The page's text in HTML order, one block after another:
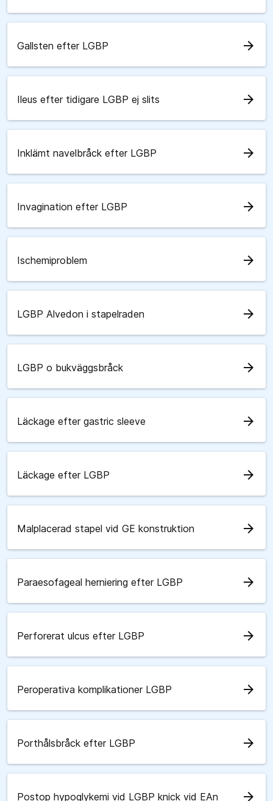
Gallsten efter LGBP arrow_forward
Ileus efter tidigare LGBP ej slits arrow_forward
Inklämt navelbråck efter LGBP arrow_forward
Invagination efter LGBP arrow_forward
Ischemiproblem arrow_forward
LGBP Alvedon i stapelraden arrow_forward
LGBP o bukväggsbråck arrow_forward
Läckage efter gastric sleeve arrow_forward
Läckage efter LGBP arrow_forward
Malplacerad stapel vid GE konstruktion arrow_forward
Paraesofageal herniering efter LGBP arrow_forward
Perforerat ulcus efter LGBP arrow_forward
Peroperativa komplikationer LGBP arrow_forward
Porthålsbråck efter LGBP arrow_forward
Postop hypoglykemi vid LGBP knick vid EAn arrow_forward